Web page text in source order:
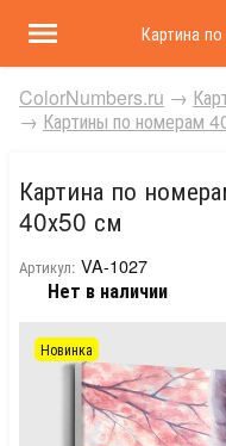
Картина
ColorNumbers.ru →
→ Картины по номерам
Картина по
40х50 см
Артикул: VA-1027
Нет в наличии
Новинка